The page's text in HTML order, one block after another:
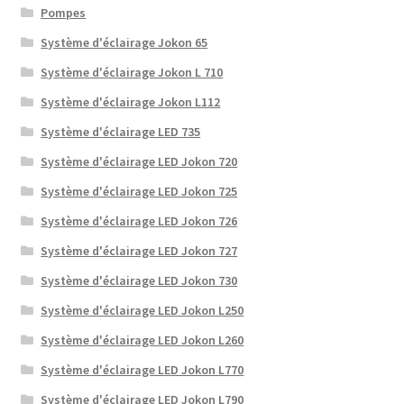
Pompes
Système d'éclairage Jokon 65
Système d'éclairage Jokon L 710
Système d'éclairage Jokon L112
Système d'éclairage LED 735
Système d'éclairage LED Jokon 720
Système d'éclairage LED Jokon 725
Système d'éclairage LED Jokon 726
Système d'éclairage LED Jokon 727
Système d'éclairage LED Jokon 730
Système d'éclairage LED Jokon L250
Système d'éclairage LED Jokon L260
Système d'éclairage LED Jokon L770
Système d'éclairage LED Jokon L790